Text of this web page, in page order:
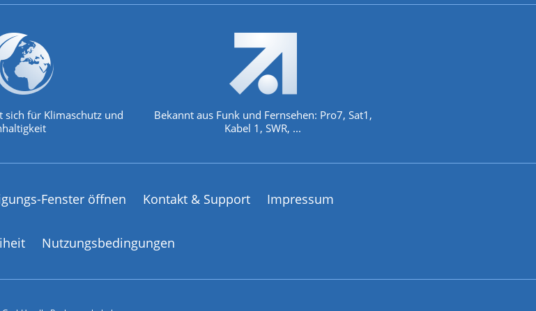
sich für Klimaschutz und
Bekannt aus Funk und Fernsehen: Pro7, Sat1,
Kabel 1, SWR, ...
Fenster öffnen Kontakt & Support Impressum
Nutzungsbedingungen